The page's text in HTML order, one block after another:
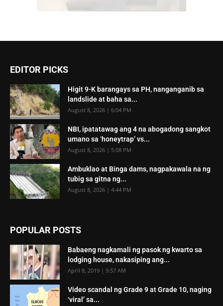
EDITOR PICKS
Higit 9-K barangays sa PH, nanganganib sa
landslide at baha sa...
August 8, 2026 | 6:04 PM
NBI, ipatatawag ang 4 na abogadong sangkot
umano sa ‘honeytrap’ vs...
August 8, 2026 | 5:08 PM
Ambuklao at Binga dams, nagpakawala na ng
tubig sa gitna ng...
August 8, 2026 | 4:44 PM
POPULAR POSTS
Babaeng nagkamali ng pasok ng kwarto sa
lodging house, nakasiping ang...
April 8, 2019 | 9:57 AM
Video scandal ng Grade 9 at Grade 10, naging
‘viral’ sa...